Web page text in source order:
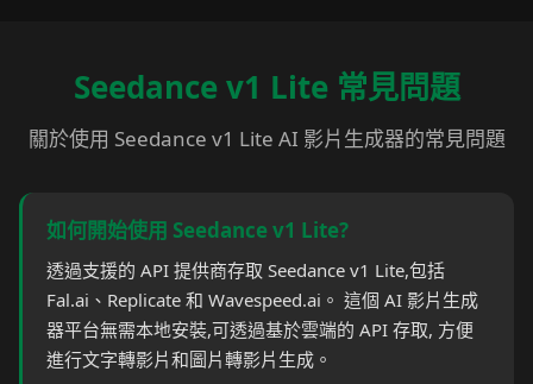
Seedance v1 Lite 常見問題
關於使用 Seedance v1 Lite AI 影片生成器的常見問題
如何開始使用 Seedance v1 Lite?
透過支援的 API 提供商存取 Seedance v1 Lite,包括
Fal.ai、Replicate 和 Wavespeed.ai。 這個 AI 影片生成
器平台無需本地安裝,可透過基於雲端的 API 存取, 方便
進行文字轉影片和圖片轉影片生成。